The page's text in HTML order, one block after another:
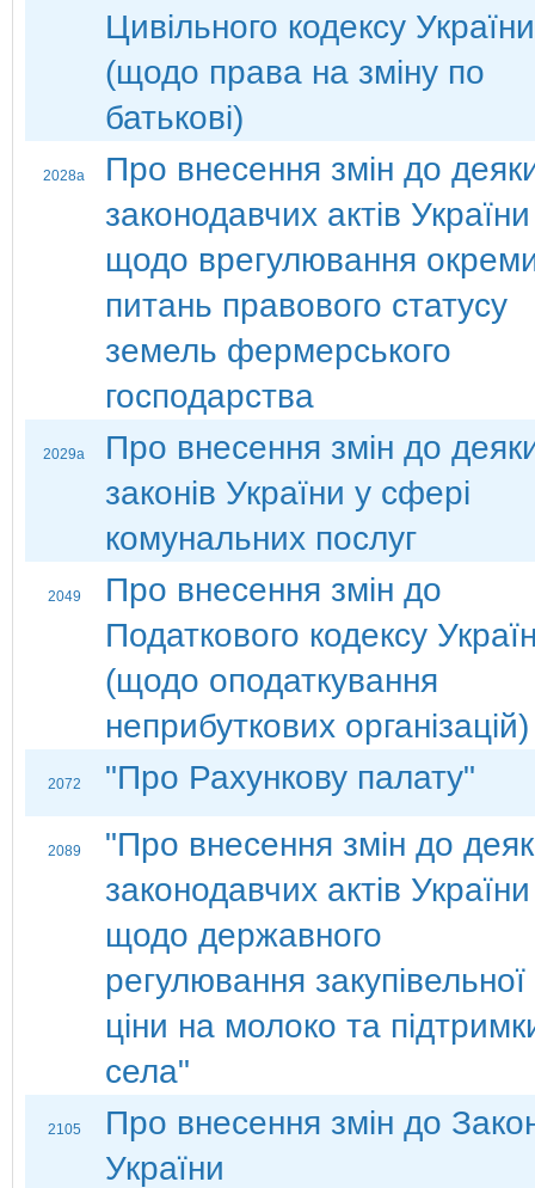
Цивільного кодексу України
(щодо права на зміну по
батькові)
2028а
Про внесення змін до
законодавчих актів України
щодо врегулювання
питань правового статусу
земель фермерського
господарства
2029а
Про внесення змін до
законів України у сфері
комунальних послуг
2049
Про внесення змін до
Податкового кодексу
(щодо оподаткування
неприбуткових організацій)
2072 "Про Рахункову палату"
2089
"Про внесення змін до
законодавчих актів України
щодо державного
регулювання закупівельної
ціни на молоко та
села"
2105
Про внесення змін до
України